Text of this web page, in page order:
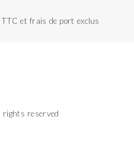
et frais de port exclus
rights reserved